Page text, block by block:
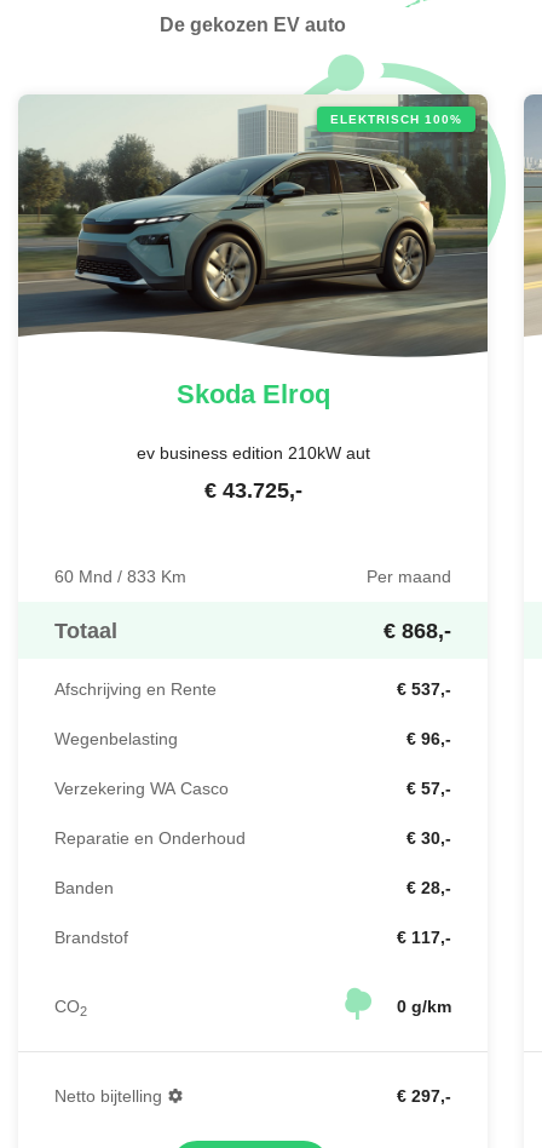
De gekozen EV auto
ELEKTRISCH 100%
SkodaElroq
ev business edition 210kW aut
€ 43.725,-
60 Mnd / 833 Km Per maand
Totaal € 868,-
Afschrijving en Rente € 537,-
Wegenbelasting € 96,-
Verzekering WA Casco € 57,-
Reparatie en Onderhoud € 30,-
Banden € 28,-
Brandstof € 117,-
CO2 0 g/km
Netto bijtelling € 297,-